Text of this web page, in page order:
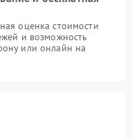
оценка стоимости
и возможность
или онлайн на